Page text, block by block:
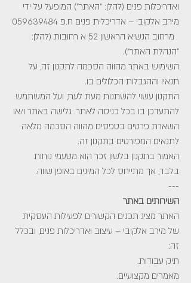
ואדריכלות פנים (להלן: "האתר") המופעל על ידי
מירב אלקובי – אדריכלית פנים ח.פ 059639484
מרחוב הנשיא הראשון 52 א רחובות (להלן:
"הנהלת האתר").
השימוש באתר מהווה הסכמה לתקנון זה, על
תנאיו וההגבלות הכלולים בו.
התקנון עשוי להשתנות מעת לעת, ועל המשתמש
להתעדכן בו בכל כניסה לאתר. גלישה באתר ו/או
השארת פרטים בטפסים מהווה הסכמה מלאה
לתנאים המפורטים בתקנון זה.
האמור בתקנון בלשון זכר הוא מטעמי נוחות
בלבד, אך מתייחס לכל המינים באופן שווה.
---
השירותים באתר
האתר מציג תכנים הקשורים לפעילות העסקית
של מירב אלקובי – עיצוב ואדריכלות פנים, ובכלל
זה:
תיק עבודות.
מאמרים מקצועיים.